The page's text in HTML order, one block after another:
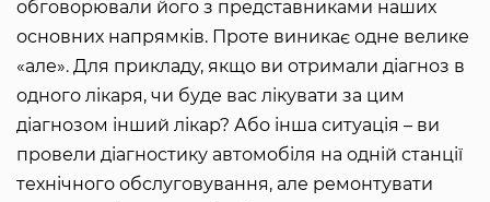
обговорювали його з представниками наших
основних напрямків. Проте виникає одне велике
«але». Для прикладу, якщо ви отримали діагноз в
одного лікаря, чи буде вас лікувати за цим
діагнозом інший лікар? Або інша ситуація – ви
провели діагностику автомобіля на одній станції
технічного обслуговування, але ремонтувати